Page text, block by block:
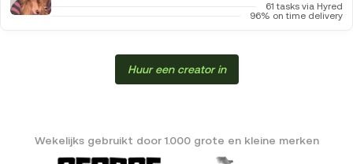
61 tasks via Hyred
96% on time delivery
Huur een creator in
Wekelijks gebruikt door 1.000 grote en kleine merken